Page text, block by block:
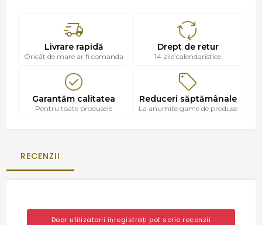
Livrare rapidă
Oricât de mare ar fi comanda
Drept de retur
14 zile calendaristice
Garantăm calitatea
Pentru toate produsele
Reduceri săptămânale
La anumite game de produse
RECENZII
Doar utilizatorii înregistrați pot scrie recenzii